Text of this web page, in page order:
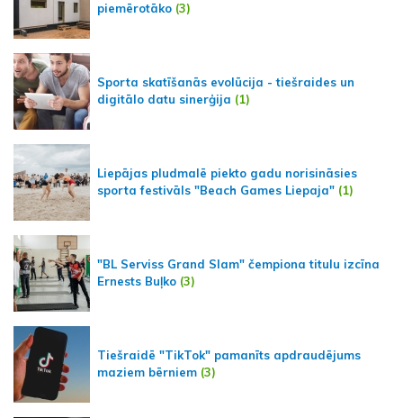
piemērotāko (3)
Sporta skatīšanās evolūcija - tiešraides un
digitālo datu sinerģija (1)
Liepājas pludmalē piekto gadu norisināsies
sporta festivāls "Beach Games Liepaja" (1)
"BL Serviss Grand Slam" čempiona titulu izcīna
Ernests Buļko (3)
Tiešraidē "TikTok" pamanīts apdraudējums
maziem bērniem (3)